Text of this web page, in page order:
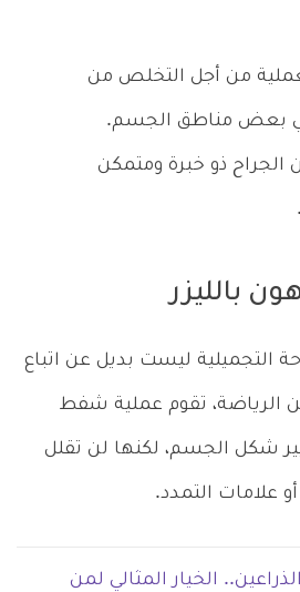
من أجل التخلص من
بعض مناطق الجسم.
الجراح ذو خبرة ومتمكن
بالليزر
التجميلية ليست بديل عن اتباع
الرياضة، تقوم عملية شفط
شكل الجسم، لكنها لن تقلل
أو علامات التمدد.
الخيار المثالي لمن